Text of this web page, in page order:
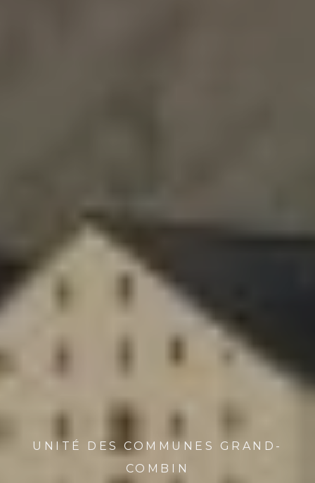
UNITÉ DES COMMUNES GRAND-
COMBIN